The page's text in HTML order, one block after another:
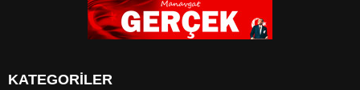
KATEGORİLER